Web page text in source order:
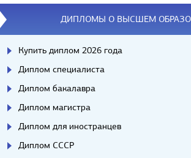
Вопросы/ответы
ДИПЛОМЫ О ВЫСШЕМ
Купить диплом 2026 года
Диплом специалиста
Диплом бакалавра
Диплом магистра
Диплом для иностранцев
Диплом СССР